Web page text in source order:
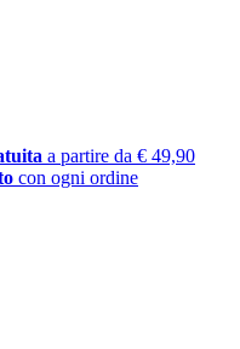
a partire da € 49,90
con ogni ordine